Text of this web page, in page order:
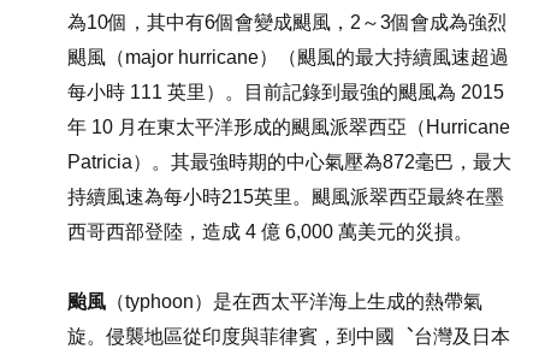
為10個，其中有6個會變成颶風，2～3個會成為強烈
颶風（major hurricane）（颶風的最大持續風速超過
每小時 111 英里）。目前記錄到最強的颶風為 2015
年 10 月在東太平洋形成的颶風派翠西亞（Hurricane
Patricia）。其最強時期的中心氣壓為872毫巴，最大
持續風速為每小時215英里。颶風派翠西亞最終在墨
西哥西部登陸，造成 4 億 6,000 萬美元的災損。
颱風 （typhoon）是在西太平洋海上生成的熱帶氣
旋。侵襲地區從印度與菲律賓，到中國︑台灣及日本